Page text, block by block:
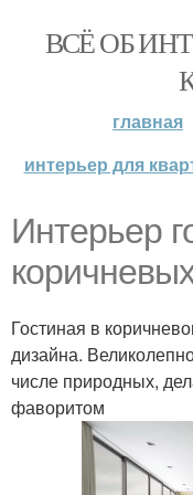
ВСЁ ОБ
главная
интерьер для
Интерьер
Гостиная в
дизайна.
числе природных,
фаворитом